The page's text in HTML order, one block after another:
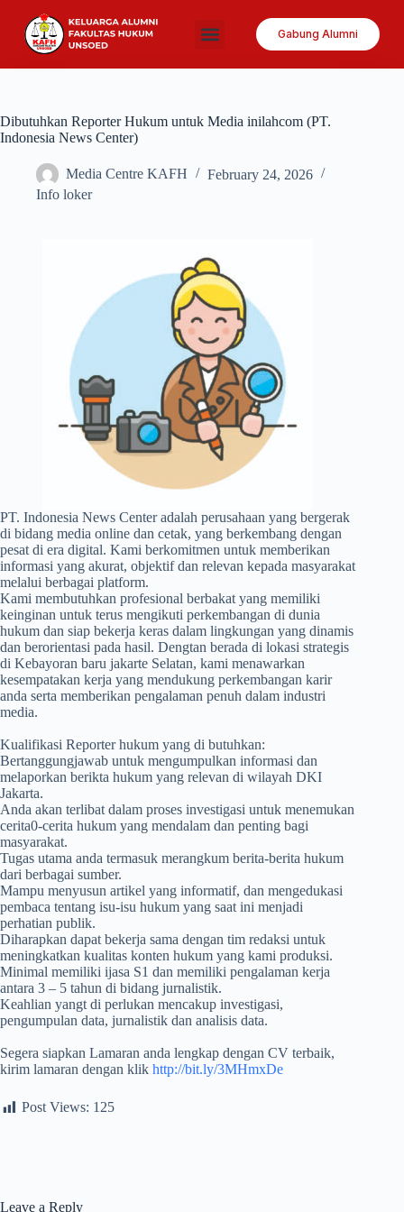
Gabung Alumni
Dibutuhkan Reporter Hukum untuk Media inilahcom (PT.
Indonesia News Center)
Media Centre KAFH
February 24, 2026
Info loker
PT. Indonesia News Center adalah perusahaan yang bergerak
di bidang media online dan cetak, yang berkembang dengan
pesat di era digital. Kami berkomitmen untuk memberikan
informasi yang akurat, objektif dan relevan kepada masyarakat
melalui berbagai platform.
Kami membutuhkan profesional berbakat yang memiliki
keinginan untuk terus mengikuti perkembangan di dunia
hukum dan siap bekerja keras dalam lingkungan yang dinamis
dan berorientasi pada hasil. Dengtan berada di lokasi strategis
di Kebayoran baru jakarte Selatan, kami menawarkan
kesempatakan kerja yang mendukung perkembangan karir
anda serta memberikan pengalaman penuh dalam industri
media.
Kualifikasi Reporter hukum yang di butuhkan:
Bertanggungjawab untuk mengumpulkan informasi dan
melaporkan berikta hukum yang relevan di wilayah DKI
Jakarta.
Anda akan terlibat dalam proses investigasi untuk menemukan
cerita0-cerita hukum yang mendalam dan penting bagi
masyarakat.
Tugas utama anda termasuk merangkum berita-berita hukum
dari berbagai sumber.
Mampu menyusun artikel yang informatif, dan mengedukasi
pembaca tentang isu-isu hukum yang saat ini menjadi
perhatian publik.
Diharapkan dapat bekerja sama dengan tim redaksi untuk
meningkatkan kualitas konten hukum yang kami produksi.
Minimal memiliki ijasa S1 dan memiliki pengalaman kerja
antara 3 – 5 tahun di bidang jurnalistik.
Keahlian yangt di perlukan mencakup investigasi,
pengumpulan data, jurnalistik dan analisis data.
Segera siapkan Lamaran anda lengkap dengan CV terbaik,
kirim lamaran dengan klik http://bit.ly/3MHmxDe
Post Views: 125
Leave a Reply